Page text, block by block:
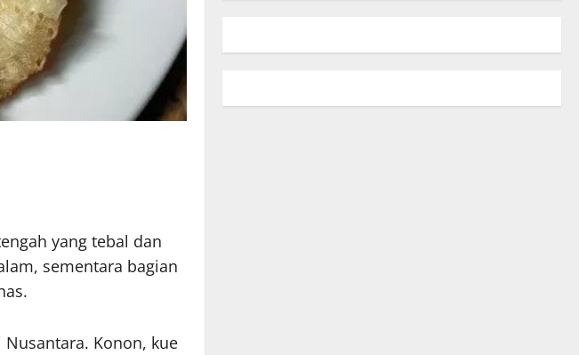
yang tebal dan
sementara bagian
Konon, kue